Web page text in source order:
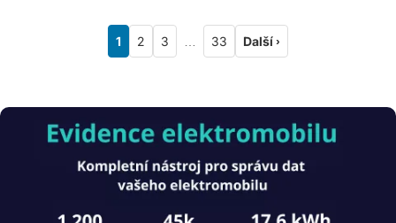
1 2 3 33 Další ›
Obrázek